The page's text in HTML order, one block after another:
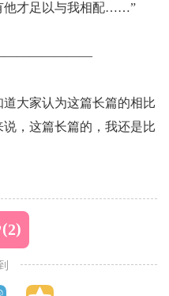
他才足以与我相配……”
大家认为这篇长篇的相比
，这篇长篇的，我还是比
(2)